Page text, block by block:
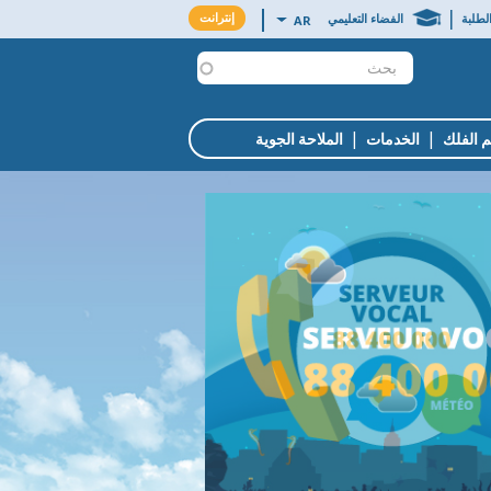
MENU
INTRANET
إنترانت AR
List additional actions | الفضاء التعليمي
الفلك | الخدمات | الملاحة الجوية